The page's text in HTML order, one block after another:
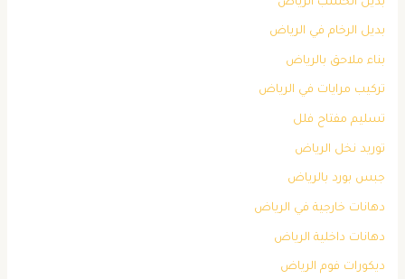
بديل الرخام في الرياض
بناء ملاحق بالرياض
تركيب مرايات في الرياض
تسليم مفتاح فلل
توريد نخل الرياض
جبس بورد بالرياض
دهانات خارجية في الرياض
دهانات داخلية الرياض
ديكورات فوم الرياض